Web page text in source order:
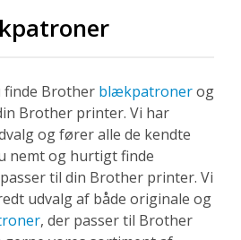
finde Brother blækpatronerog
Brother printer. Vi har
og fører alle de kendte
nemt og hurtigt finde
til din Brother printer. Vi
udvalg af både originale og
, der passer til Brother